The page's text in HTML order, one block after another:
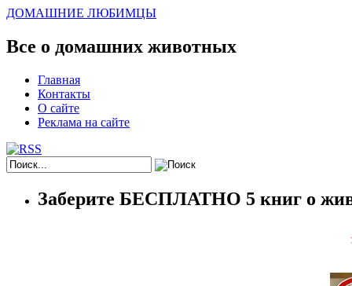
ДОМАШНИЕ ЛЮБИМЦЫ
Все о домашних животных
Главная
Контакты
О сайте
Реклама на сайте
Заберите БЕСПЛАТНО 5 книг о